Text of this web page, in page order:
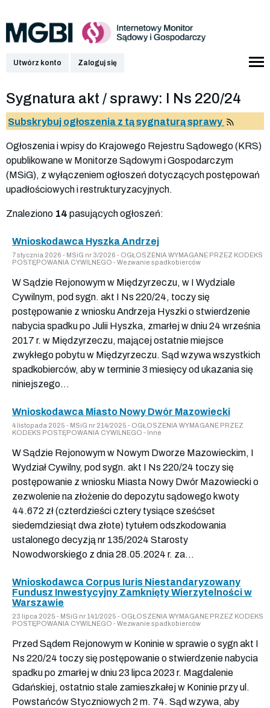
Utwórz konto Zaloguj się
Sygnatura akt / sprawy: I Ns 220/24
Subskrybuj ogłoszenia z tą sygnaturą sprawy
Ogłoszenia i wpisy do Krajowego Rejestru Sądowego (KRS)
opublikowane w Monitorze Sądowym i Gospodarczym
(MSiG), z wyłączeniem ogłoszeń dotyczących postępowań
upadłościowych i restrukturyzacyjnych.
Znaleziono 14 pasujących ogłoszeń:
Wnioskodawca Hyszka Andrzej
7 stycznia 2026 - MSiG nr 3/2026 - OGŁOSZENIA WYMAGANE PRZEZ KODEKS
POSTĘPOWANIA CYWILNEGO - Wezwanie spadkobierców
W Sądzie Rejonowym w Międzyrzeczu, w I Wydziale
Cywilnym, pod sygn. akt I Ns 220/24, toczy się
postępowanie z wniosku Andrzeja Hyszki o stwierdzenie
nabycia spadku po Julii Hyszka, zmarłej w dniu 24 września
2017 r. w Międzyrzeczu, mającej ostatnie miejsce
zwykłego pobytu w Międzyrzeczu. Sąd wzywa wszystkich
spadkobierców, aby w terminie 3 miesięcy od ukazania się
niniejszego...
Wnioskodawca Miasto Nowy Dwór Mazowiecki
4 listopada 2025 - MSiG nr 214/2025 - OGŁOSZENIA WYMAGANE PRZEZ
KODEKS POSTĘPOWANIA CYWILNEGO - Inne
W Sądzie Rejonowym w Nowym Dworze Mazowieckim, I
Wydział Cywilny, pod sygn. akt I Ns 220/24 toczy się
postępowanie z wniosku Miasta Nowy Dwór Mazowiecki o
zezwolenie na złożenie do depozytu sądowego kwoty
44.672 zł (czterdzieści cztery tysiące sześćset
siedemdziesiąt dwa złote) tytułem odszkodowania
ustalonego decyzją nr 135/2024 Starosty
Nowodworskiego z dnia 28.05.2024 r. za...
Wnioskodawca Corpus Iuris Niestandaryzowany
Fundusz Inwestycyjny Zamknięty Wierzytelności w
Warszawie
23 lipca 2025 - MSiG nr 141/2025 - OGŁOSZENIA WYMAGANE PRZEZ KODEKS
POSTĘPOWANIA CYWILNEGO - Wezwanie spadkobierców
Przed Sądem Rejonowym w Koninie w sprawie o sygn akt I
Ns 220/24 toczy się postępowanie o stwierdzenie nabycia
spadku po zmarłej w dniu 23 lipca 2023 r. Magdalenie
Gdańskiej, ostatnio stale zamieszkałej w Koninie przy ul.
Powstańców Styczniowych 2 m. 74. Sąd wzywa, aby